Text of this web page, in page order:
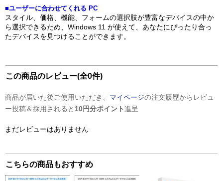
■ユーザーに合わせてくれる PC
スタイル、価格、機能、フォームの選択肢が豊富なデバイスの中か
ら選択できるため、Windows 11 が使えて、あなたにぴったり合っ
たデバイスを見つけることができます。
この商品のレビュー(全0件)
商品が届いた後ご使用いただき、 マイページの注文履歴からレビュ
ー投稿＆採用されると 10円分ポイント進呈
まだレビューはありません
こちらの商品もおすすめ